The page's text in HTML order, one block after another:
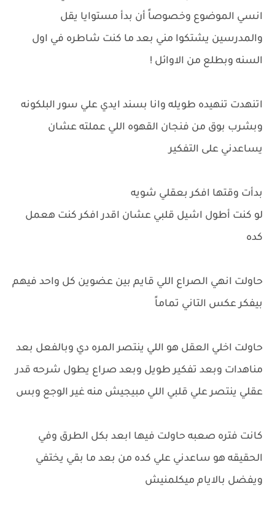
انسي الموضوع وخصوصاً أن بدأ مستوايا يقل
والمدرسين يشتكوا مني بعد ما كنت شاطره في اول
السنه وبطلع من الاوائل !
اتنهدت تنهيده طويله وانا بسند ايدي علي سور البلكونه
وبشرب بوق من فنجان القهوه اللي عملته عشان
يساعدني على التفكير
بدأت وقتها افكر بعقلي شويه
لو كنت أطول اشيل قلبي عشان اقدر افكر كنت هعمل
كده
حاولت انهي الصراع اللي قايم بين عضوين كل واحد فيهم
بيفكر عكس التاني تماماً
حاولت اخلي العقل هو اللي ينتصر المره دي وبالفعل بعد
مناهدات وبعد تفكير طويل وبعد صراع يطول شرحه قدر
عقلي ينتصر علي قلبي اللي مبيجيش منه غير الوجع وبس
كانت فتره صعبه حاولت فيها ابعد بكل الطرق وفي
الحقيقه هو ساعدني علي كده من بعد ما بقي يختفي
ويفضل بالايام ميكلمنيش